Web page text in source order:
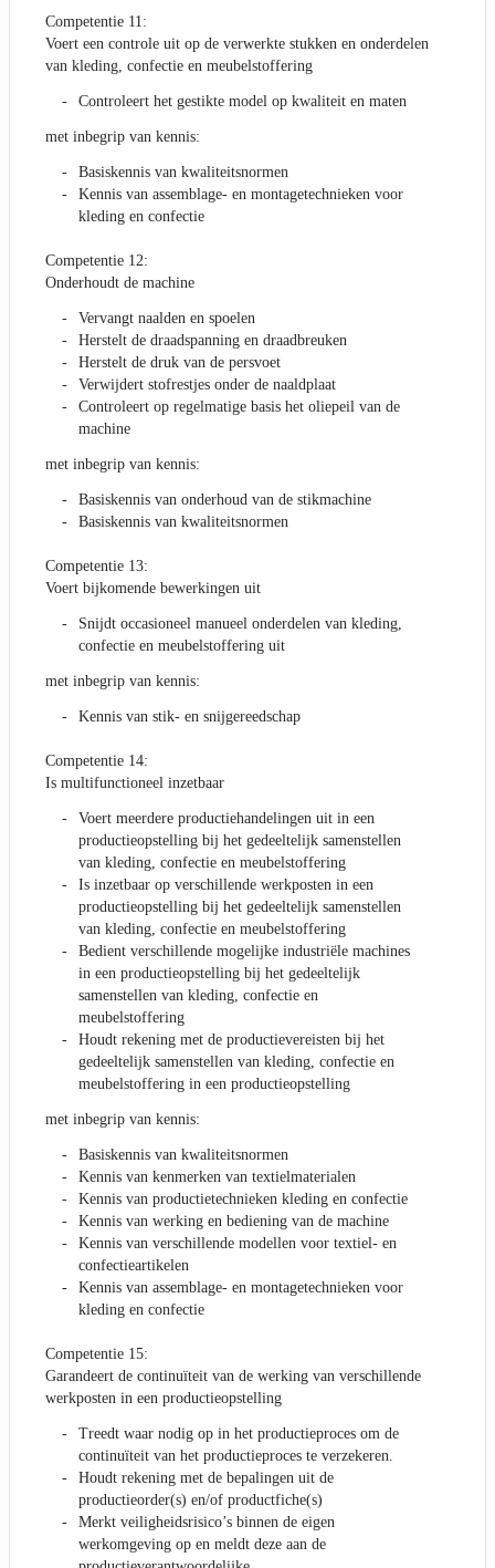
Competentie 11:
Voert een controle uit op de verwerkte stukken en onderdelen
van kleding, confectie en meubelstoffering
Controleert het gestikte model op kwaliteit en maten
met inbegrip van kennis:
Basiskennis van kwaliteitsnormen
Kennis van assemblage- en montagetechnieken voor
kleding en confectie
Competentie 12:
Onderhoudt de machine
Vervangt naalden en spoelen
Herstelt de draadspanning en draadbreuken
Herstelt de druk van de persvoet
Verwijdert stofrestjes onder de naaldplaat
Controleert op regelmatige basis het oliepeil van de
machine
met inbegrip van kennis:
Basiskennis van onderhoud van de stikmachine
Basiskennis van kwaliteitsnormen
Competentie 13:
Voert bijkomende bewerkingen uit
Snijdt occasioneel manueel onderdelen van kleding,
confectie en meubelstoffering uit
met inbegrip van kennis:
Kennis van stik- en snijgereedschap
Competentie 14:
Is multifunctioneel inzetbaar
Voert meerdere productiehandelingen uit in een
productieopstelling bij het gedeeltelijk samenstellen
van kleding, confectie en meubelstoffering
Is inzetbaar op verschillende werkposten in een
productieopstelling bij het gedeeltelijk samenstellen
van kleding, confectie en meubelstoffering
Bedient verschillende mogelijke industriële machines
in een productieopstelling bij het gedeeltelijk
samenstellen van kleding, confectie en
meubelstoffering
Houdt rekening met de productievereisten bij het
gedeeltelijk samenstellen van kleding, confectie en
meubelstoffering in een productieopstelling
met inbegrip van kennis:
Basiskennis van kwaliteitsnormen
Kennis van kenmerken van textielmaterialen
Kennis van productietechnieken kleding en confectie
Kennis van werking en bediening van de machine
Kennis van verschillende modellen voor textiel- en
confectieartikelen
Kennis van assemblage- en montagetechnieken voor
kleding en confectie
Competentie 15:
Garandeert de continuïteit van de werking van verschillende
werkposten in een productieopstelling
Treedt waar nodig op in het productieproces om de
continuïteit van het productieproces te verzekeren.
Houdt rekening met de bepalingen uit de
productieorder(s) en/of productfiche(s)
Merkt veiligheidsrisico’s binnen de eigen
werkomgeving op en meldt deze aan de